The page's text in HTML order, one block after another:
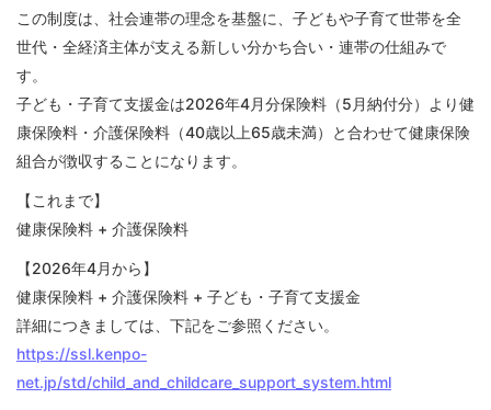
System
給付
Benefits
業
Health
各種手
続き
Procedure
申請書
この制度は、社会連帯の理念を基盤に、子どもや子育て世帯を全
世代・全経済主体が支える新しい分かち合い・連帯の仕組みで
す。
子ども・子育て支援金は2026年4月分保険料（5月納付分）より健
康保険料・介護保険料（40歳以上65歳未満）と合わせて健康保険
組合が徴収することになります。
【これまで】
健康保険料 + 介護保険料
【2026年4月から】
健康保険料 + 介護保険料 + 子ども・子育て支援金
詳細につきましては、下記をご参照ください。
https://ssl.kenpo-
net.jp/std/child_and_childcare_support_system.html